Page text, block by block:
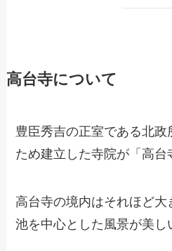
高台寺について
豊臣秀吉の正室である北政
ため建立した寺院が「高台
高台寺の境内はそれほど
池を中心とした風景が美し